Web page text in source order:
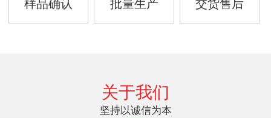
关于我们
坚持以诚信为本